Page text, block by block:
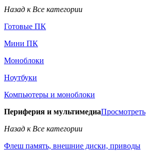
Назад к Все категории
Готовые ПК
Мини ПК
Моноблоки
Ноутбуки
Компьютеры и моноблоки
Периферия и мультимедиаПросмотреть
Назад к Все категории
Флеш память, внешние диски, приводы